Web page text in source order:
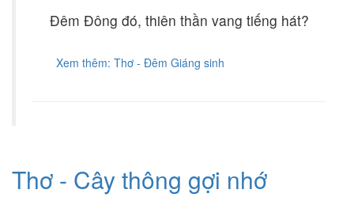
Đêm Đông đó, thiên thần vang tiếng hát?
Xem thêm: Thơ - Đêm Giáng sinh
Thơ - Cây thông gợi nhớ